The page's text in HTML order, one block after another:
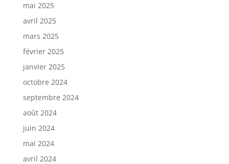
mai 2025
avril 2025
mars 2025
février 2025
janvier 2025
octobre 2024
septembre 2024
août 2024
juin 2024
mai 2024
avril 2024